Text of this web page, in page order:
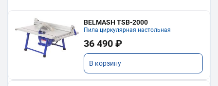
BELMASH TSB-2000
Пила циркулярная настольная
36 490 ₽
В корзину